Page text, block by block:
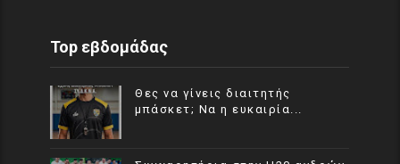
Top εβδομάδας
Θες να γίνεις διαιτητής
μπάσκετ; Να η ευκαιρία...